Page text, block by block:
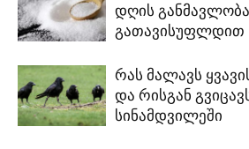
დღის
გათავისუფლდით
რას მალავს
და რისგან
სინამდვილეში